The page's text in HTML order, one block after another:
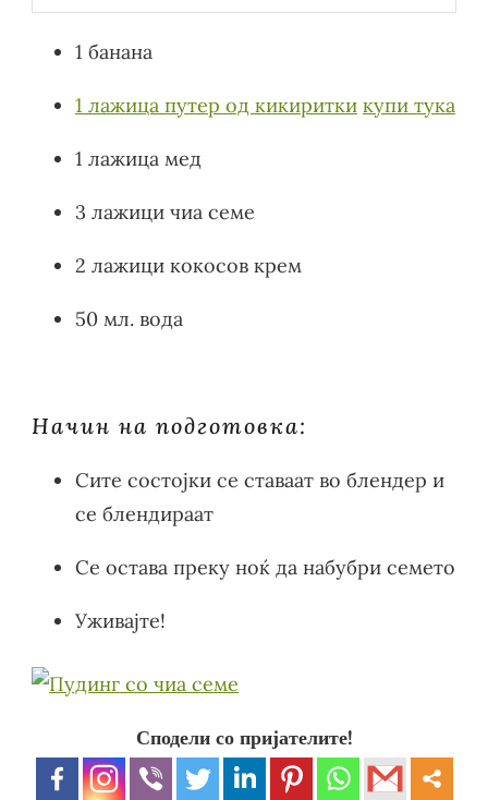
1 банана
1 лажица путер од кикиритки купи тука
1 лажица мед
3 лажици чиа семе
2 лажици кокосов крем
50 мл. вода
Начин на подготовка:
Сите состојки се ставаат во блендер и
се блендираат
Се остава преку ноќ да набубри семето
Уживајте!
Сподели со пријателите!